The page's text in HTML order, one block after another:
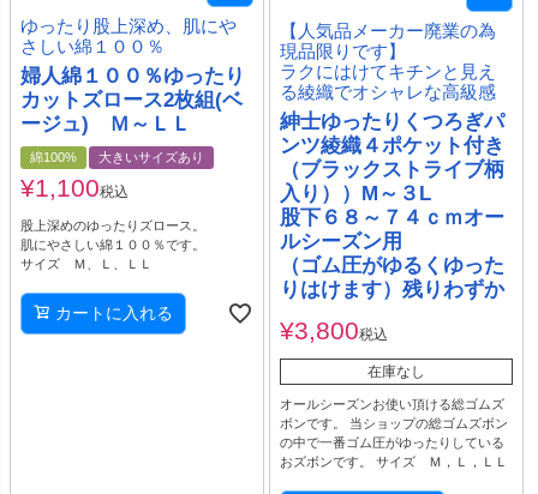
ゆったり股上深め、肌にや
さしい綿１００％
婦人綿１００％ゆったり
カットズロース2枚組(ベ
ージュ) Ｍ～ＬＬ
綿100% 大きいサイズあり
¥1,100税込
股上深めのゆったりズロース。
肌にやさしい綿１００％です。
サイズ Ｍ、Ｌ、ＬＬ
カートに入れる
【人気品メーカー廃業の為
現品限りです】
ラクにはけてキチンと見え
る綾織でオシャレな高級感
紳士ゆったりくつろぎパ
ンツ綾織４ポケット付き
（ブラックストライブ柄
入り））M～３L
股下６８～７４ｃｍオー
ルシーズン用
（ゴム圧がゆるくゆった
りはけます）残りわずか
¥3,800税込
在庫なし
オールシーズンお使い頂ける総ゴムズ
ボンです。 当ショップの総ゴムズボン
の中で一番ゴム圧がゆったりしている
おズボンです。 サイズ Ｍ，Ｌ，ＬＬ